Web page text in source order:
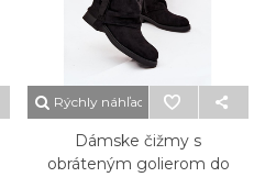
Rýchly náhľad
Dámske čižmy s
obráteným golierom do